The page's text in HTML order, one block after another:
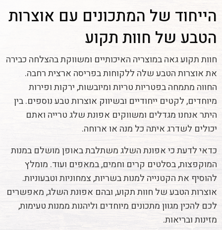
הייחוד של המתכונים עם אוצרות
הטבע של חוות תקוע
חוות תקוע גאה במוצריה האיכותיים ומשווקת בהצלחה כבירה
את אוצרות הטבע שלה ללקוחות בפריסה ארצית רחבה.
החווה מתמחה בפטריות טריות ומיובשות, ירקות ופירות
מיוחדים, לקטים ייחודיים ובשיווק אוצרות טבע נוספים. בין
היתר אנחנו מגדלים ומשווקים אפונת שלג טרייה ואתם
יכולים לשדרג איתה כל מנה או ארוחה.
כדאי לדעת כי אפונת השלג משתלבת באופן מושלם במנות
המוקפצות, בסלטים קרים וחמים, במאפים ועוד. מומלץ
להוסיף את הקטנייה למנות בשריות, צמחוניות וטבעוניות.
אוצרות הטבע של חוות תקוע, ובהם אפונת השלג, מאפשרים
לכם להכין מגוון מתכונים מיוחדים וליהנות ממנות טעימות,
מזינות ובריאות.